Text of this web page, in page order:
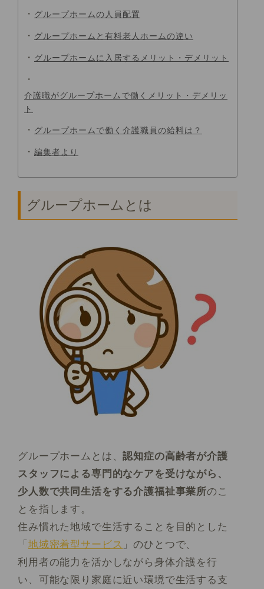
グループホームの人員配置
グループホームと有料老人ホームの違い
グループホームに入居するメリット・デメリット
介護職がグループホームで働くメリット・デメリッ
ト
グループホームで働く介護職員の給料は？
編集者より
グループホームとは
グループホームとは、認知症の高齢者が介護
スタッフによる専門的なケアを受けながら、
少人数で共同生活をする介護福祉事業所のこ
とを指します。
住み慣れた地域で生活することを目的とした
「 地域密着型サービス 」のひとつで、
利用者の能力を活かしながら身体介護を行
い、可能な限り家庭に近い環境で生活する支